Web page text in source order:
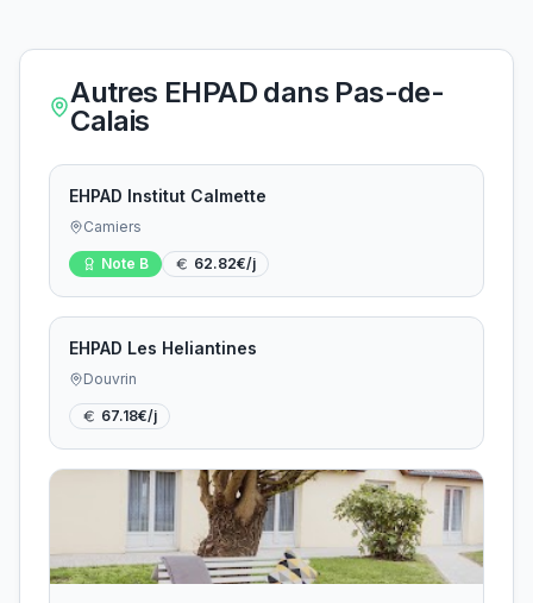
Autres EHPAD dans Pas-de-
Calais
EHPAD Institut Calmette
Camiers
Note B 62.82€/j
EHPAD Les Heliantines
Douvrin
67.18€/j